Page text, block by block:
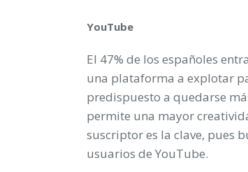
YouTube
El 47% de los españoles
una plataforma a explotar
predispuesto a quedarse
permite una mayor
suscriptor es la clave, pues
usuarios de YouTube.